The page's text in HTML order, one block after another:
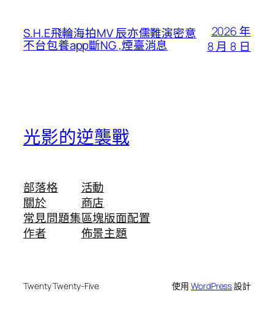
S.H.E飛輪海拍MV 辰亦儒難演密意
不台包養app斷NG ,煙臺消息
2026 年
8 月 8 日
光影的逆襲戰
部落格
關於
常見問題集
作者
活動
商店
區塊版面配置
佈景主題
Twenty Twenty-Five 使用WordPress設計